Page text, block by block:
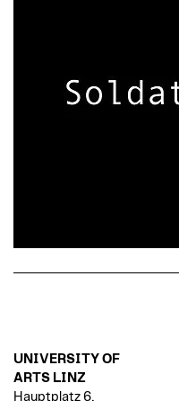
UNIVERSITY OF
ARTS LINZ
Hauptplatz 6,